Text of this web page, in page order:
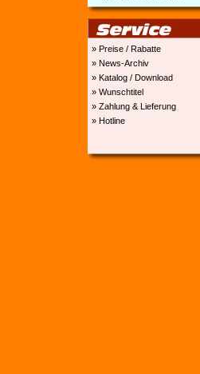
» Preise / Rabatte
» News-Archiv
» Katalog / Download
» Wunschtitel
» Zahlung & Lieferung
» Hotline